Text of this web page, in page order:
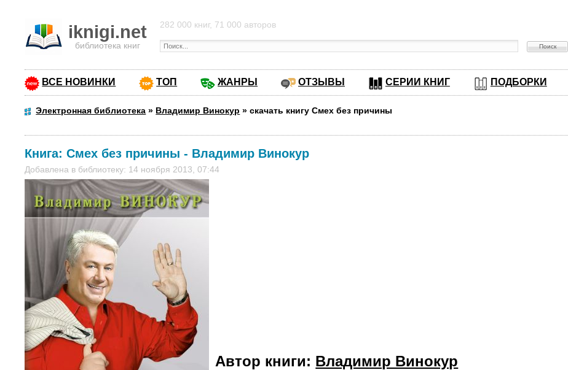
iknigi.net
библиотека книг
282 000 книг, 71 000 авторов
ВСЕ НОВИНКИ ТОП ЖАНРЫ ОТЗЫВЫ СЕРИИ КНИГ ПОДБОРКИ
Электронная библиотека » Владимир Винокур »скачать книгу Смех без причины
Книга:Смех без причины - Владимир Винокур
Добавлена в библиотеку: 14 ноября 2013, 07:44
Автор книги: Владимир Винокур